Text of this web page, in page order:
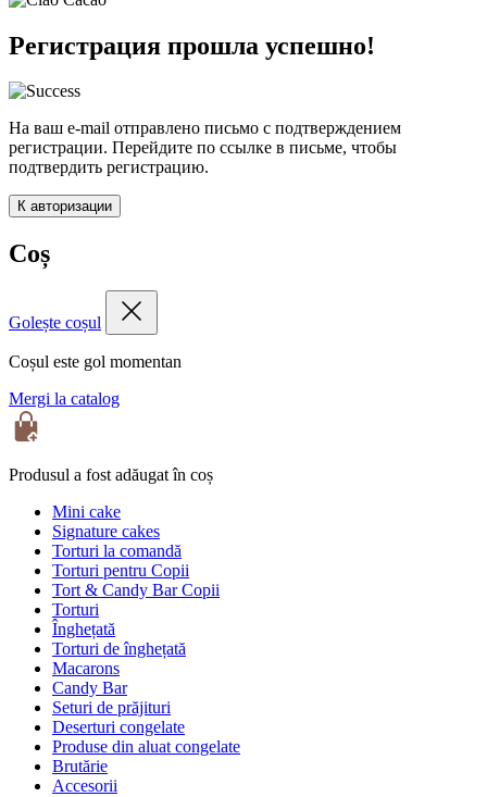
Регистрация прошла успешно!
На ваш e-mail отправлено письмо с подтверждением
регистрации. Перейдите по ссылке в письме, чтобы
подтвердить регистрацию.
К авторизации
Coș
Golește coșul
Coșul este gol momentan
Mergi la catalog
Produsul a fost adăugat în coș
Mini cake
Signature cakes
Torturi la comandă
Torturi pentru Copii
Tort & Candy Bar Copii
Torturi
Înghețată
Torturi de înghețată
Macarons
Candy Bar
Seturi de prăjituri
Deserturi congelate
Produse din aluat congelate
Brutărie
Accesorii